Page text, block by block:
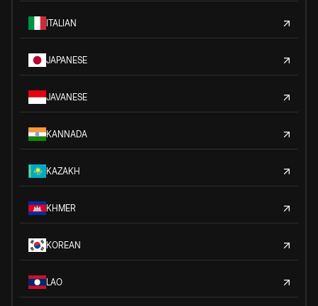
ITALIAN
JAPANESE
JAVANESE
KANNADA
KAZAKH
KHMER
KOREAN
LAO